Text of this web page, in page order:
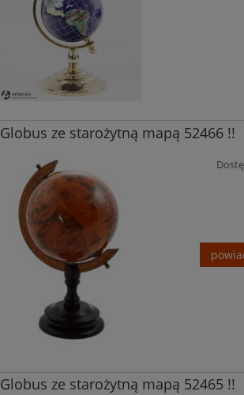
Globus ze starożytną mapą 52466 !!
Globus ze starożytną mapą 52465 !!